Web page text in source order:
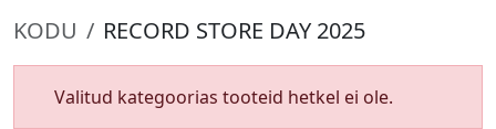
KODU RECORD STORE DAY 2025
Valitud kategoorias tooteid hetkel ei ole.